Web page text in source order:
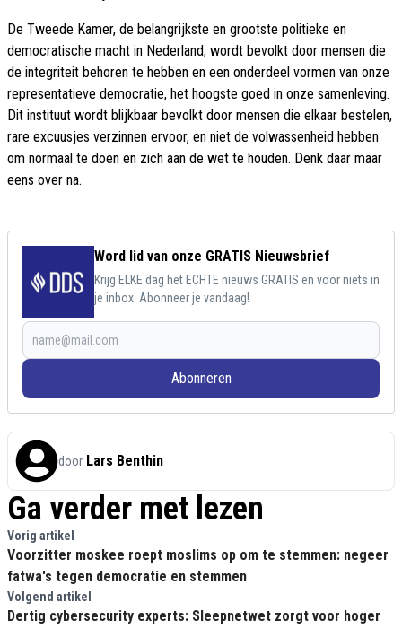
De Tweede Kamer, de belangrijkste en grootste politieke en
democratische macht in Nederland, wordt bevolkt door mensen die
de integriteit behoren te hebben en een onderdeel vormen van onze
representatieve democratie, het hoogste goed in onze samenleving.
Dit instituut wordt blijkbaar bevolkt door mensen die elkaar bestelen,
rare excuusjes verzinnen ervoor, en niet de volwassenheid hebben
om normaal te doen en zich aan de wet te houden. Denk daar maar
eens over na.
Word lid van onze GRATIS Nieuwsbrief
Krijg ELKE dag het ECHTE nieuws GRATIS en voor niets in
je inbox. Abonneer je vandaag!
Abonneren
door Lars Benthin
Ga verder met lezen
Vorig artikel
Voorzitter moskee roept moslims op om te stemmen: negeer
fatwa's tegen democratie en stemmen
Volgend artikel
Dertig cybersecurity experts: Sleepnetwet zorgt voor hoger